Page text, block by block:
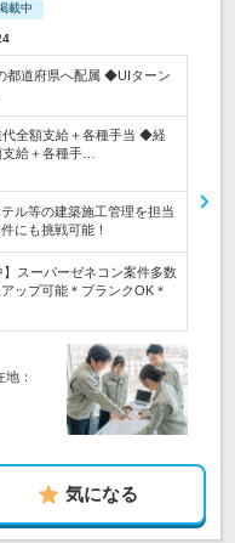
載中
都道府県へ配属 ◆UIターン
全額支給＋各種手当 ◆経
給＋各種手…
ル等の建築施工管理を担当
にも挑戦可能！
】スーパーゼネコン案件多数
ップ可能＊ブランクOK＊
：
気になる